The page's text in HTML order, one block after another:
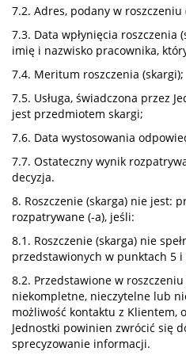
7.2. Adres, podany w roszczeniu
7.3. Data wpłynięcia roszczenia
imię i nazwisko pracownika,
7.4. Meritum roszczenia (skargi);
7.5. Usługa, świadczona przez
jest przedmiotem skargi;
7.6. Data wystosowania
7.7. Ostateczny wynik
decyzja.
8. Roszczenie (skarga) nie jest:
rozpatrywane (-a), jeśli:
8.1. Roszczenie (skarga) nie
przedstawionych w punktach 5 i
8.2. Przedstawione w
niekompletne, nieczytelne lub
możliwość kontaktu z Klientem,
Jednostki powinien zwrócić się
sprecyzowanie informacji.